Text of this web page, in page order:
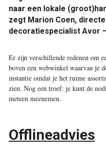
naar een lokale
zegt Marion Coen,
decoratiespecialist Avor
Er zijn verschillende redenen om
boven een webwinkel waarvan je
instantie omdat je het ruime
zien. Nog een troef: je kunt de
meteen meenemen.
Offlineadvies